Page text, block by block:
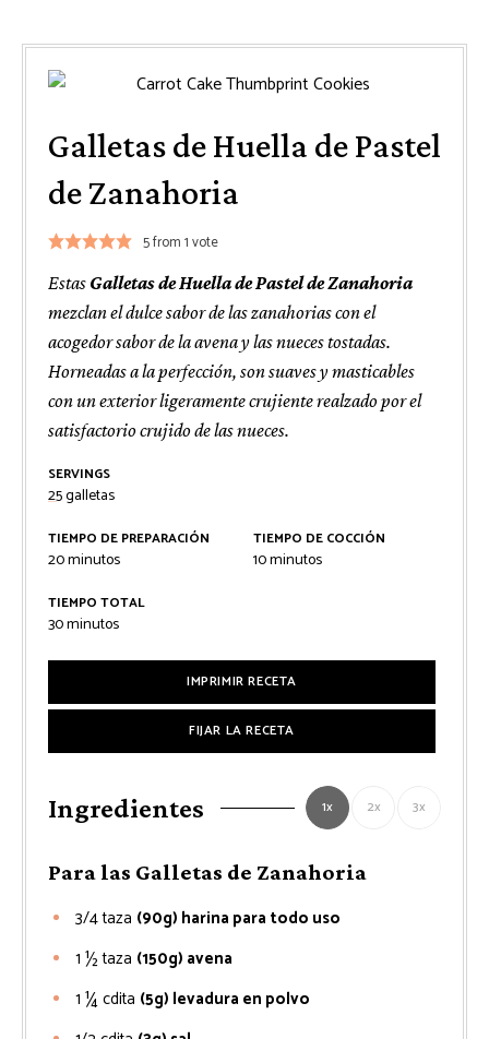
Galletas de Huella de Pastel
de Zanahoria
5from 1 vote
Estas Galletas de Huella de Pastel de Zanahoria
mezclan el dulce sabor de las zanahorias con el
acogedor sabor de la avena y las nueces tostadas.
Horneadas a la perfección, son suaves y masticables
con un exterior ligeramente crujiente realzado por el
satisfactorio crujido de las nueces.
SERVINGS
25galletas
TIEMPO DE PREPARACIÓN
20minutos
minutos
TIEMPO DE COCCIÓN
10minutos
minutos
TIEMPO TOTAL
30minutos
minutos
IMPRIMIR RECETA
FIJAR LA RECETA
Ingredientes 1x 2x 3x
Para las Galletas de Zanahoria
3/4taza (90g) harina para todo uso
1 ½taza (150g) avena
1 ¼cdita (5g) levadura en polvo